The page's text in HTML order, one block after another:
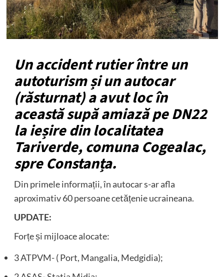
Un accident rutier între un
autoturism și un autocar
(răsturnat) a avut loc în
această supă amiază pe DN22
la ieșire din localitatea
Tariverde, comuna Cogealac,
spre Constanța.
Din primele informații, în autocar s-ar afla
aproximativ 60 persoane cetățenie ucraineana.
UPDATE:
Forțe și mijloace alocate:
3 ATPVM- ( Port, Mangalia, Medgidia);